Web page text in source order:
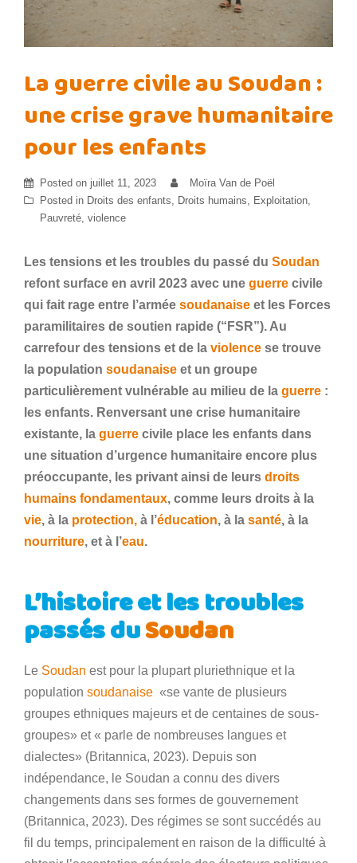
La guerre civile au Soudan :
une crise grave humanitaire
pour les enfants
Posted on juillet 11, 2023
Moïra Van de Poël
Posted in Droits des enfants, Droits humains, Exploitation,
Pauvreté, violence
Les tensions et les troubles du passé du Soudan
refont surface en avril 2023 avec une guerre civile
qui fait rage entre l’armée soudanaise et les Forces
paramilitaires de soutien rapide (“FSR”). Au
carrefour des tensions et de la violence se trouve
la population soudanaise et un groupe
particulièrement vulnérable au milieu de la guerre :
les enfants. Renversant une crise humanitaire
existante, la guerre civile place les enfants dans
une situation d’urgence humanitaire encore plus
préoccupante, les privant ainsi de leurs droits
humains fondamentaux, comme leurs droits à la
vie, à la protection, à l’éducation, à la santé, à la
nourriture, et à l’eau.
L’histoire et les troubles
passés duSoudan
Le Soudan est pour la plupart pluriethnique et la
population soudanaise «se vante de plusieurs
groupes ethniques majeurs et de centaines de sous-
groupes» et « parle de nombreuses langues et
dialectes» (Britannica, 2023). Depuis son
indépendance, le Soudan a connu des divers
changements dans ses formes de gouvernement
(Britannica, 2023). Des régimes se sont succédés au
fil du temps, principalement en raison de la difficulté à